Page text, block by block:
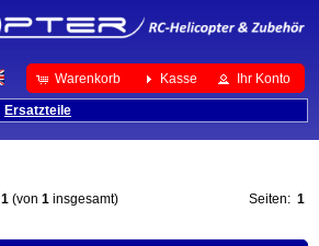
Warenkorb Kasse Ihr Konto
Ersatzteile
Seiten: 1
1 (von 1 insgesamt)